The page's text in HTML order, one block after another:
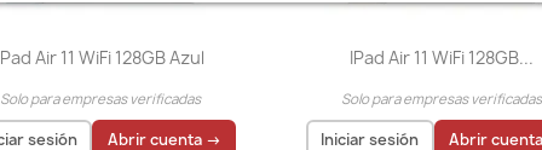
Vista rápida
Air 11 WiFi 128GB Azul
Solo para empresas verificadas
sesión Abrir cuenta →
Vista rápida
IPad Air 11 WiFi 128GB...
Solo para empresas verificadas
Iniciar sesión Abrir